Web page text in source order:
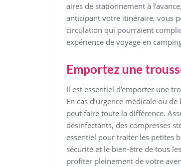
aires de stationnement à
anticipant votre itinéraire, vous
circulation qui pourraient
expérience de voyage en
Emportez une
Il est essentiel d’emporter une
En cas d’urgence médicale ou
peut faire toute la différence.
désinfectants, des compresses
essentiel pour traiter les petites
sécurité et le bien-être de tous
profiter pleinement de votre